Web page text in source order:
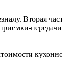
Вторая